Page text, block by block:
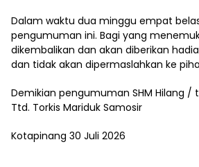
Dalam waktu dua minggu empat
pengumuman ini. Bagi yang
dikembalikan dan akan diberikan
dan tidak akan dipermaslahkan ke
Demikian pengumuman SHM Hilang /
Ttd. Torkis Mariduk Samosir
Kotapinang 30 Juli 2026